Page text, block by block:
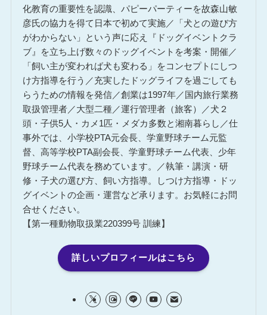
化教育の重要性を認識、パピーパーティーを故森山敏
彦氏の協力を得て日本で初めて実施／「犬との遊び方
がわからない」という声に応え『ドッグイベントクラ
ブ』を立ち上げ数々のドッグイベントを考案・開催／
「飼い主が変われば犬も変わる」をコンセプトにしつ
け方指導を行う／充実したドッグライフを過ごしても
らうための情報を発信／創業は1997年／国内旅行業務
取扱管理者／大型二種／運行管理者（旅客）／犬２
頭・子供5人・カメ1匹・メダカ多数と湘南暮らし／仕
事外では、小学校PTA元会長、学童野球チーム元監
督、高等学校PTA副会長、学童野球チーム代表、少年
野球チーム代表を務めています。／執筆・講演・研
修・子犬の選び方、飼い方指導。しつけ方指導・ドッ
グイベントの企画・運営など承ります。お気軽にお問
合せください。
【第一種動物取扱業220399号 訓練】
詳しいプロフィールはこちら